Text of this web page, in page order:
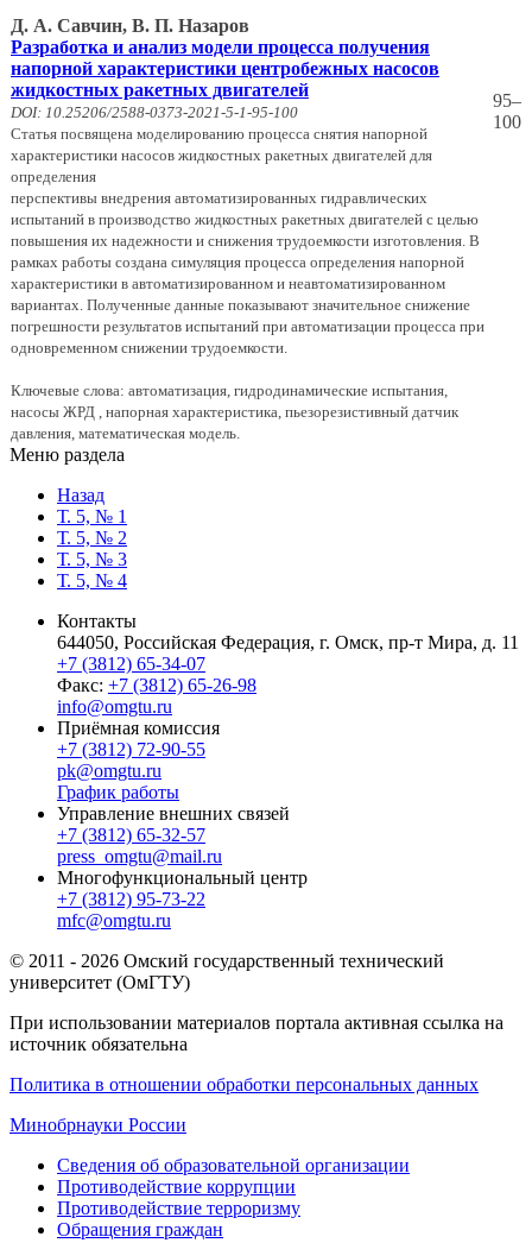
Д. А. Савчин, В. П. Назаров
Разработка и анализ модели процесса получения
напорной характеристики центробежных насосов
жидкостных ракетных двигателей
DOI: 10.25206/2588-0373-2021-5-1-95-100
Статья посвящена моделированию процесса снятия напорной
характеристики насосов жидкостных ракетных двигателей для
определения
перспективы внедрения автоматизированных гидравлических
испытаний в производство жидкостных ракетных двигателей с целью
повышения их надежности и снижения трудоемкости изготовления. В
рамках работы создана симуляция процесса определения напорной
характеристики в автоматизированном и неавтоматизированном
вариантах. Полученные данные показывают значительное снижение
погрешности результатов испытаний при автоматизации процесса при
одновременном снижении трудоемкости.
Ключевые слова: автоматизация, гидродинамические испытания,
насосы ЖРД , напорная характеристика, пьезорезистивный датчик
давления, математическая модель.
95–
100
Меню раздела
Назад
Т. 5, № 1
Т. 5, № 2
Т. 5, № 3
Т. 5, № 4
Контакты
644050, Российская Федерация, г. Омск, пр-т Мира, д. 11
+7 (3812) 65-34-07
Факс: +7 (3812) 65-26-98
info@omgtu.ru
Приёмная комиссия
+7 (3812) 72-90-55
pk@omgtu.ru
График работы
Управление внешних связей
+7 (3812) 65-32-57
press_omgtu@mail.ru
Многофункциональный центр
+7 (3812) 95-73-22
mfc@omgtu.ru
© 2011 - 2026 Омский государственный технический
университет (ОмГТУ)
При использовании материалов портала активная ссылка на
источник обязательна
Политика в отношении обработки персональных данных
Минобрнауки России
Сведения об образовательной организации
Противодействие коррупции
Противодействие терроризму
Обращения граждан